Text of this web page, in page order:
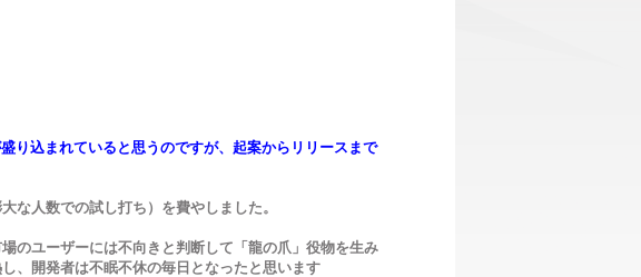
り込まれていると思うのですが、起案からリリースまで
な人数での試し打ち）を費やしました。
のユーザーには不向きと判断して「龍の爪」役物を生み
、開発者は不眠不休の毎日となったと思います